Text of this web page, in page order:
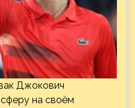
Джокович
на своём